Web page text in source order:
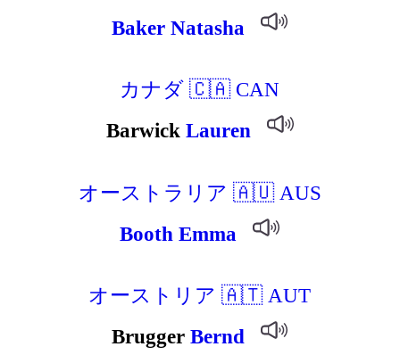
Baker Natasha
カナダ 🇨🇦 CAN
Barwick Lauren
オーストラリア 🇦🇺 AUS
Booth Emma
オーストリア 🇦🇹 AUT
BruggerBernd